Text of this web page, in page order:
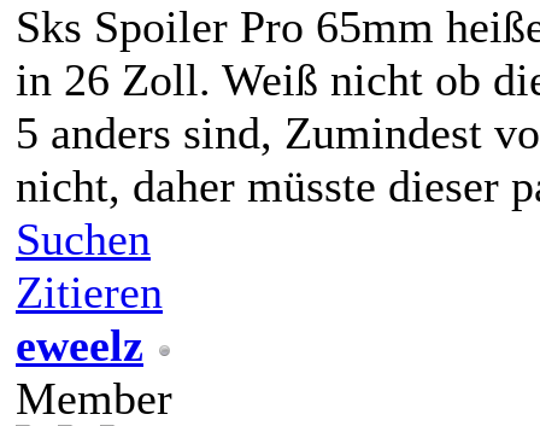
Sks Spoiler Pro 65mm
in 26 Zoll. Weiß nicht ob
5 anders sind, Zumindest
nicht, daher müsste dieser
Suchen
Zitieren
eweelz
Member